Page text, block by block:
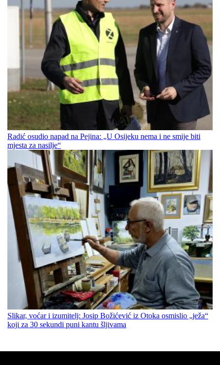
Radić osudio napad na Pejina: „U Osijeku nema i ne smije biti
mjesta za nasilje“
Slikar, voćar i izumitelj: Josip Božićević iz Otoka osmislio „ježa“
koji za 30 sekundi puni kantu šljivama